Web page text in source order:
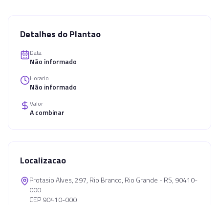
Detalhes do Plantao
Data
Não informado
Horario
Não informado
Valor
A combinar
Localizacao
Protasio Alves, 297, Rio Branco, Rio Grande - RS, 90410-
000
CEP 90410-000